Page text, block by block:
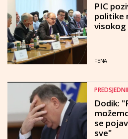
PIC
politike
visokog
FENA
Dodik:
se
sve"